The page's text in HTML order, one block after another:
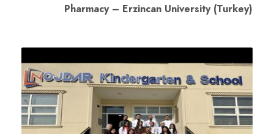
Pharmacy – Erzincan University (Turkey)